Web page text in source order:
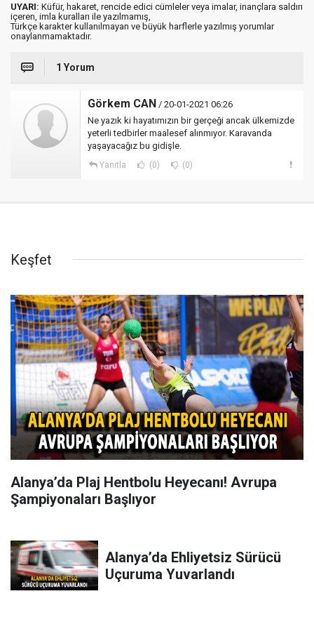
UYARI: Küfür, hakaret, rencide edici cümleler veya imalar, inançlara saldırı
içeren, imla kuralları ile yazılmamış,
Türkçe karakter kullanılmayan ve büyük harflerle yazılmış yorumlar
onaylanmamaktadır.
1 Yorum
Görkem CAN / 20-01-2021 06:26
Ne yazık ki hayatımızın bir gerçeği ancak ülkemizde
yeterli tedbirler maalesef alınmıyor. Karavanda
yaşayacağız bu gidişle.
Yanıtla (0) (0)
Keşfet
Alanya’da Plaj Hentbolu Heyecanı! Avrupa
Şampiyonaları Başlıyor
Alanya’da Ehliyetsiz Sürücü
Uçuruma Yuvarlandı